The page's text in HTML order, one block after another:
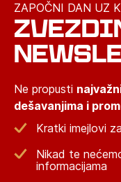
ZAPOČNI DAN UZ
Ne propusti
dešavanjima i
Kratki imejlovi
Nikad te
informacijama